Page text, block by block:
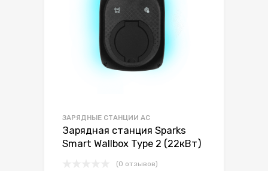
ЗАРЯДНЫЕ СТАНЦИИ AC
Зарядная станция Sparks
Smart Wallbox Type 2 (22кВт)
(0 отзывов)